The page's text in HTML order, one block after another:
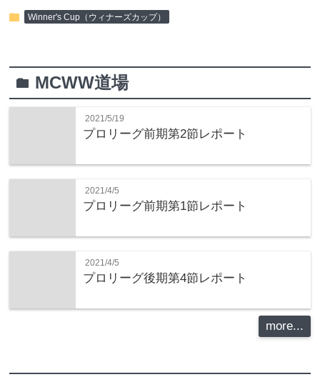
folder Winner's Cup（ウィナーズカップ）
folder MCWW道場
2021/5/19
プロリーグ前期第2節レポート
2021/4/5
プロリーグ前期第1節レポート
2021/4/5
プロリーグ後期第4節レポート
more...